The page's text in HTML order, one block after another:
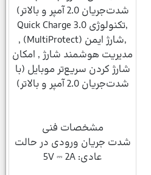
شدت‌جریان 2.0 آمپر و بالاتر)
,تکنولوژی Quick Charge 3.0
,شارژ ایمن (MultiProtect) ,
مدیریت هوشمند شارژ , امکان
شارژ کردن سریع‌تر موبایل (با
شدت‌جریان 2.0 آمپر و بالاتر)
مشخصات فنی
شدت جریان ورودی در حالت
عادی: 5V ⎓ 2A